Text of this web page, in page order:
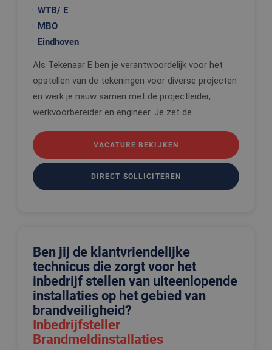
WTB/ E
MBO
Eindhoven
Als Tekenaar E ben je verantwoordelijk voor het
opstellen van de tekeningen voor diverse projecten
en werk je nauw samen met de projectleider,
werkvoorbereider en engineer. Je zet de...
VACATURE BEKIJKEN
DIRECT SOLLICITEREN
Ben jij de klantvriendelijke
technicus die zorgt voor het
inbedrijf stellen van uiteenlopende
installaties op het gebied van
brandveiligheid?
Inbedrijfsteller
Brandmeldinstallaties